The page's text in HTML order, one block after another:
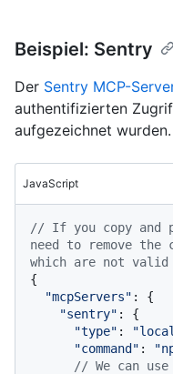
Beispiel: Sentry
Der Sentry MCP-
authentifizierten
aufgezeichnet wurden.
JavaScript
// If you copy and
need to remove
which are not valid
{
"mcpServers" : {
"sentry" : {
"type" :
"command" :
// We can use